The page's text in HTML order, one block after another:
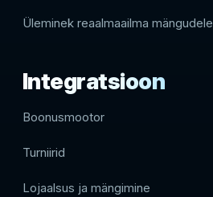
Üleminek reaalmaailma mängudele
Integratsioon
Boonusmootor
Turniirid
Lojaalsus ja mängimine